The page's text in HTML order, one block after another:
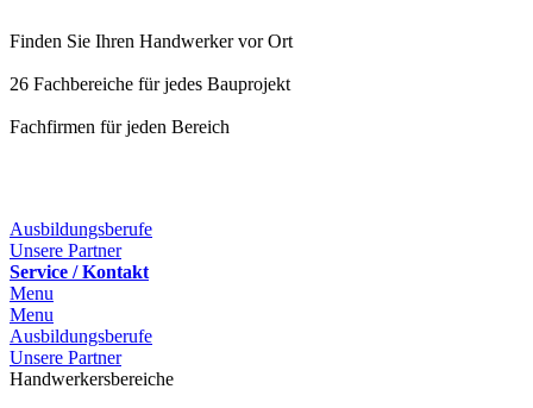
Finden Sie Ihren Handwerker vor Ort
26 Fachbereiche für jedes Bauprojekt
Fachfirmen für jeden Bereich
Ausbildungsberufe
Unsere Partner
Service / Kontakt
Menu
Menu
Ausbildungsberufe
Unsere Partner
Handwerkersbereiche